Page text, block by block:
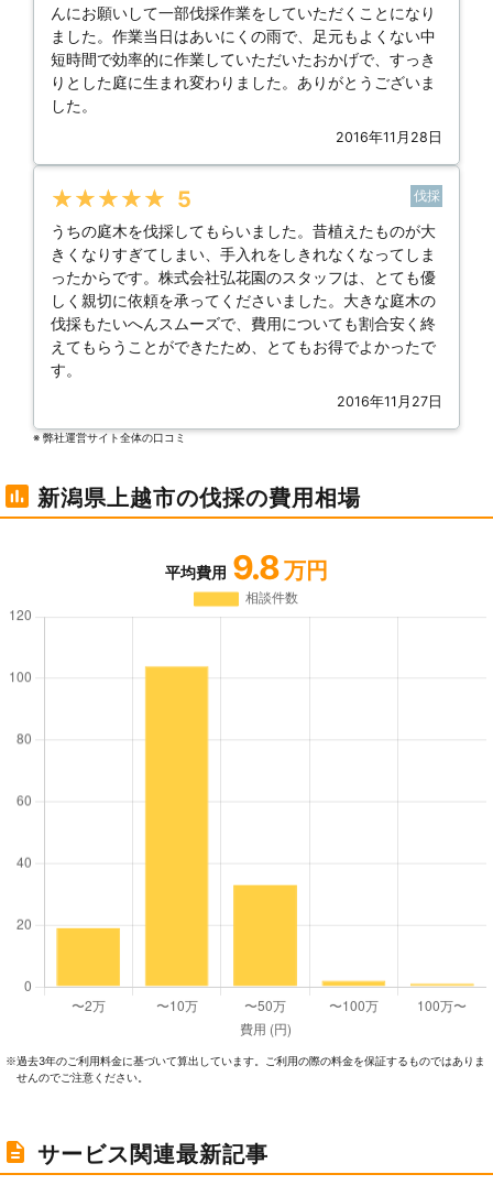
んにお願いして一部伐採作業をしていただくことになり
ました。作業当日はあいにくの雨で、足元もよくない中
短時間で効率的に作業していただいたおかげで、すっき
りとした庭に生まれ変わりました。ありがとうございま
した。
2016年11月28日
★★★★★ 5 伐採
うちの庭木を伐採してもらいました。昔植えたものが大
きくなりすぎてしまい、手入れをしきれなくなってしま
ったからです。株式会社弘花園のスタッフは、とても優
しく親切に依頼を承ってくださいました。大きな庭木の
伐採もたいへんスムーズで、費用についても割合安く終
えてもらうことができたため、とてもお得でよかったで
す。
2016年11月27日
※ 弊社運営サイト全体の⼝コミ
新潟県上越市の伐採の費用相場
平均費用 9.8 万円
※過去3年のご利⽤料⾦に基づいて算出しています。ご利⽤の際の料⾦を保証するものではありま
せんのでご注意ください。
サービス関連最新記事